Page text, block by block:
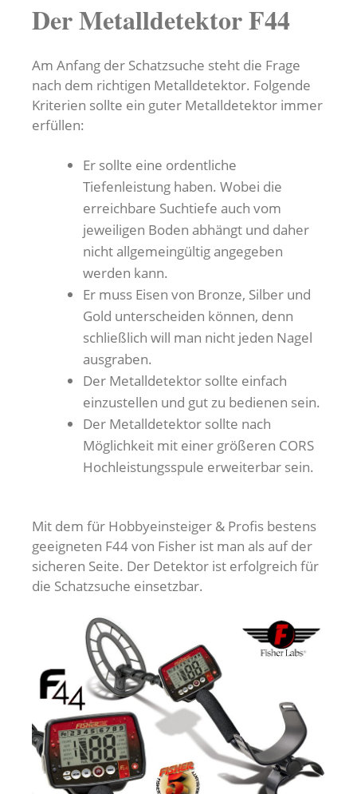
Der Metalldetektor F44
Am Anfang der Schatzsuche steht die Frage
nach dem richtigen Metalldetektor. Folgende
Kriterien sollte ein guter Metalldetektor immer
erfüllen:
Er sollte eine ordentliche
Tiefenleistung haben. Wobei die
erreichbare Suchtiefe auch vom
jeweiligen Boden abhängt und daher
nicht allgemeingültig angegeben
werden kann.
Er muss Eisen von Bronze, Silber und
Gold unterscheiden können, denn
schließlich will man nicht jeden Nagel
ausgraben.
Der Metalldetektor sollte einfach
einzustellen und gut zu bedienen sein.
Der Metalldetektor sollte nach
Möglichkeit mit einer größeren CORS
Hochleistungsspule erweiterbar sein.
Mit dem für Hobbyeinsteiger & Profis bestens
geeigneten F44 von Fisher ist man als auf der
sicheren Seite. Der Detektor ist erfolgreich für
die Schatzsuche einsetzbar.